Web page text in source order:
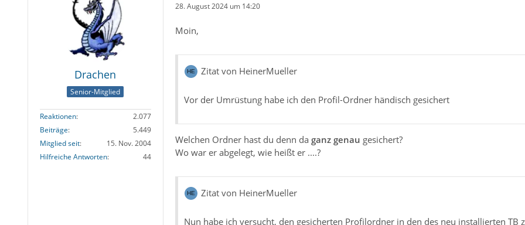
Drachen
Senior-Mitglied
Reaktionen
2.077
Beiträge
5.449
Mitglied seit
15. Nov. 2004
Hilfreiche Antworten
44
28. August 2024 um 14:20
Moin,
Zitat von HeinerMueller
Vor der Umrüstung habe ich den Profil-Ordner händisch gesichert
Welchen Ordner hast du denn da ganz genau gesichert?
Wo war er abgelegt, wie heißt er ....?
Zitat von HeinerMueller
Nun habe ich versucht, den gesicherten Profilordner in den des neu installierten TB